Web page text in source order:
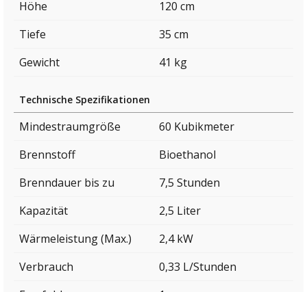
Höhe
120 cm
Tiefe
35 cm
Gewicht
41 kg
Technische Spezifikationen
Mindestraumgröße
60 Kubikmeter
Brennstoff
Bioethanol
Brenndauer bis zu
7,5 Stunden
Kapazität
2,5 Liter
Wärmeleistung (Max.)
2,4 kW
Verbrauch
0,33 L/Stunden